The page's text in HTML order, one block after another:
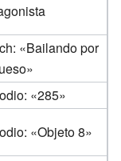
«Bailando por
«285»
«Objeto 8»